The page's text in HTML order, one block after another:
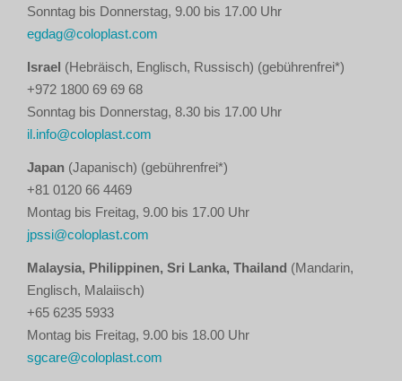
Sonntag bis Donnerstag, 9.00 bis 17.00 Uhr
egdag@coloplast.com
Israel (Hebräisch, Englisch, Russisch) (gebührenfrei*)
+972 1800 69 69 68
Sonntag bis Donnerstag, 8.30 bis 17.00 Uhr
il.info@coloplast.com
Japan (Japanisch) (gebührenfrei*)
+81 0120 66 4469
Montag bis Freitag, 9.00 bis 17.00 Uhr
jpssi@coloplast.com
Malaysia, Philippinen, Sri Lanka, Thailand (Mandarin,
Englisch, Malaiisch)
+65 6235 5933
Montag bis Freitag, 9.00 bis 18.00 Uhr
sgcare@coloplast.com